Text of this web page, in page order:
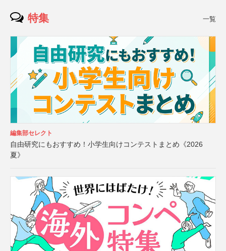
特集 一覧
編集部セレクト
自由研究にもおすすめ！小学生向けコンテストまとめ《2026
夏》